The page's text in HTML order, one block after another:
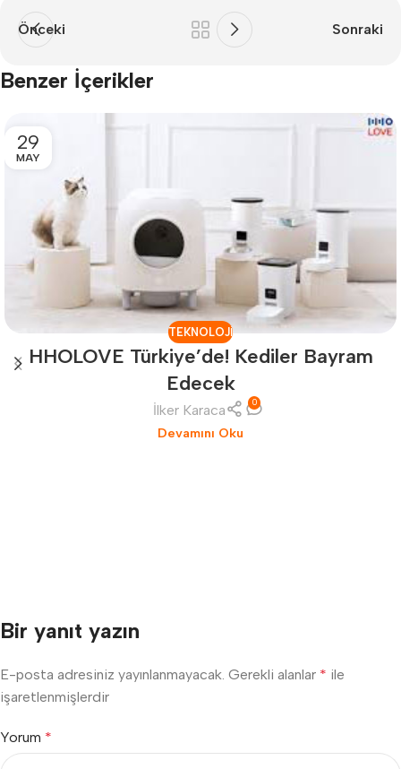
Önceki Sonraki
Benzer İçerikler
29
MAY
TEKNOLOJI
HHOLOVE Türkiye’de! Kediler Bayram
Edecek
İlker Karaca 0
Devamını Oku
Bir yanıt yazın
E-posta adresiniz yayınlanmayacak. Gerekli alanlar * ile
işaretlenmişlerdir
Yorum *